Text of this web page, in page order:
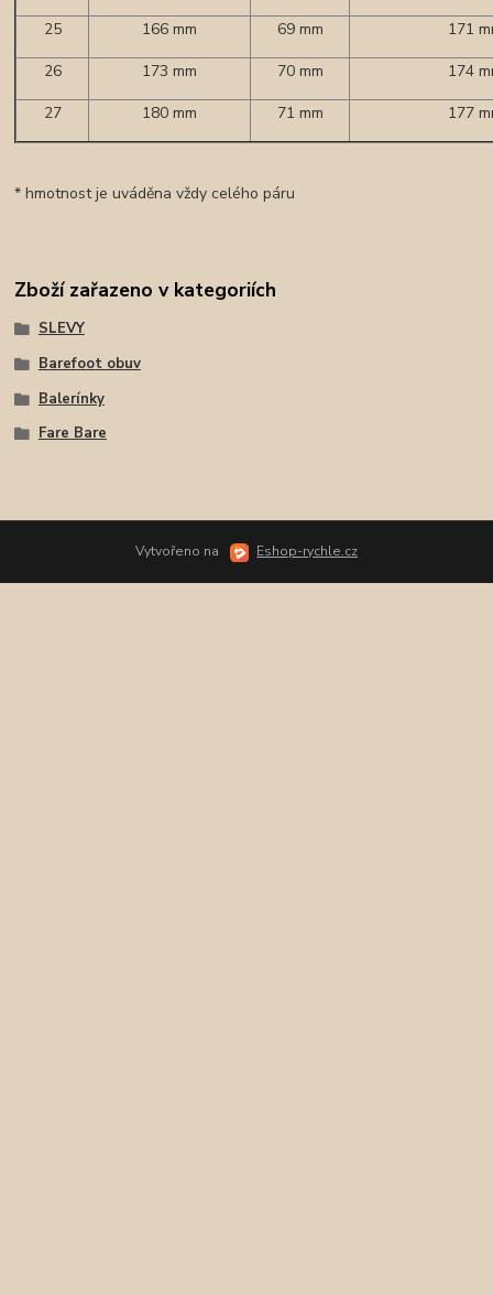
25
166 mm 69 mm
171
26
173 mm 70 mm
174
27
180 mm 71 mm 177
* hmotnost je uváděna vždy celého páru
Zboží zařazeno v kategoriích
SLEVY
Barefoot obuv
Balerínky
Fare Bare
Vytvořeno na Eshop-rychle.cz